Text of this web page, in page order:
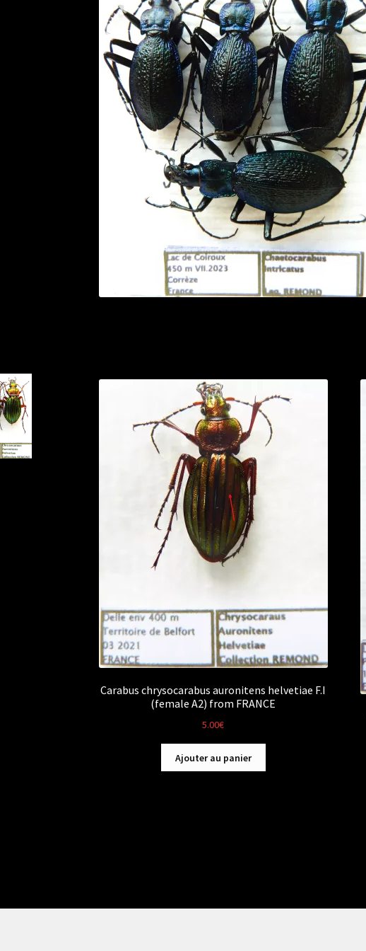
Carabus chrysocarabus auronitens helvetiae F.I
(female A2) from FRANCE
5.00€
Ajouter au panier